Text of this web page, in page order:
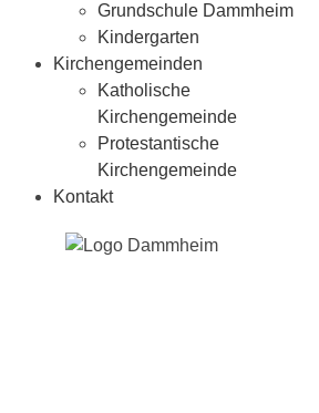
Grundschule Dammheim
Kindergarten
Kirchengemeinden
Katholische
Kirchengemeinde
Protestantische
Kirchengemeinde
Kontakt